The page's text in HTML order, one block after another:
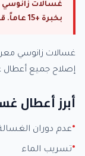
غسالات زانوسي
بخبرة +15 عاماً. قطع غيار أصلية — ضمان 6 أشهر.
غسالات زانوسي
إصلاح جميع أعطال
أبرز أعطال
عدم دوران
تسريب الماء